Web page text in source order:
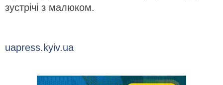
зустрічі з малюком.
uapress.kyiv.ua